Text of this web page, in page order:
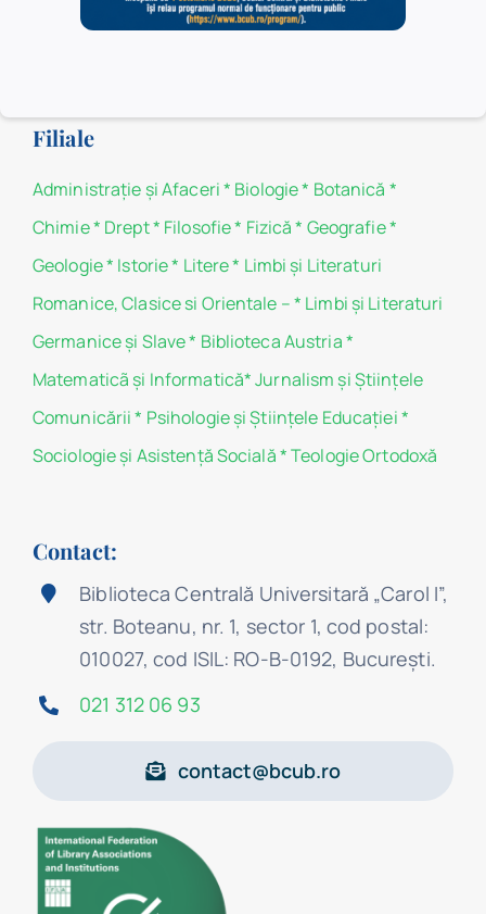
Politica de confidențialitate
Filiale
Administraţie şi Afaceri* Biologie* Botanică *
Chimie* Drept* Filosofie* Fizică * Geografie*
Geologie* Istorie* Litere* Limbi și Literaturi
Romanice, Clasice si Orientale –* Limbi și Literaturi
Germanice şi Slave* Biblioteca Austria*
Matematicã și Informatică*Jurnalism şi Ştiinţele
Comunicării * Psihologie şi Ştiinţele Educaţiei*
Sociologie şi Asistenţă Socială*Teologie Ortodoxă
Contact:
Biblioteca Centrală Universitară „Carol I”,
str. Boteanu, nr. 1, sector 1, cod postal:
010027, cod ISIL: RO-B-0192, Bucureşti.
021 312 06 93
contact@bcub.ro